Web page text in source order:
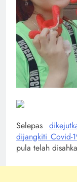
Selepas
dijangkiti Covid-
pula telah